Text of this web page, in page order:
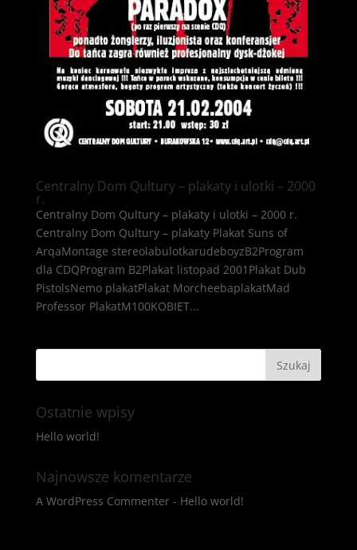
Centralny Dom Qultury – plakaty i ulotki – 2000
r.
Centralny Dom Qultury – plakaty i ulotki – 2000 r.
Centralny Dom Qultury – plakaty Plakat Suns of
ArqaMontage stereolabulotkarudeboyzB2Program
dla CDQProgram B2Plakat listopad 2001Plakat Dub
PistolsNemo plakatPlakat MorcheebaplakatMad
Professor PlakatM100KOBIET...
Ostatnie wpisy
Hello world!
Najnowsze komentarze
A WordPress Commenter- Hello world!